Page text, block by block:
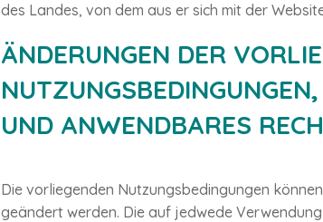
des Landes, von dem aus er sich mit der
ÄNDERUNGEN DER
UND ANWENDBARES
Die vorliegenden Nutzungsbedingungen
geändert werden. Die auf jedwede